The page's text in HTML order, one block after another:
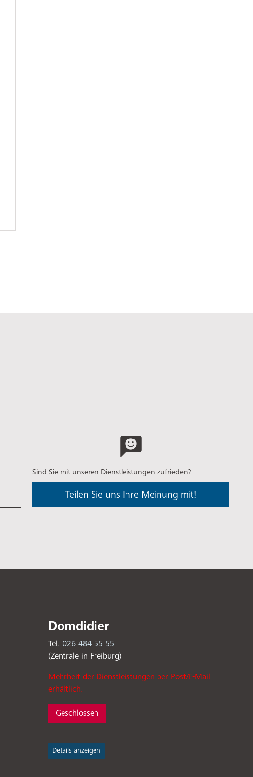
Sind Sie mit unseren Dienstleistungen zufrieden?
Teilen Sie uns Ihre Meinung mit!
Domdidier
Tel. 026 484 55 55
(Zentrale in Freiburg)
Mehrheit der Dienstleistungen per Post/E-Mail
erhältlich.
Geschlossen
Details anzeigen